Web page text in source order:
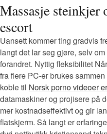
Massasje steinkjer
escort
Uansett kommer ting gradvis
langt det lar seg gjøre, selv
forandret. Nyttig fleksibilitet
fra flere PC-er brukes
koble til Norsk porno videoer
datamaskiner og projisere på
mer kostnadseffektivt og gir
flatskjerm. Så langt er